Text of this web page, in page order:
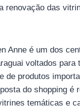
renovação das
Anne é um dos
voltados para
de produtos
do shopping é
temáticas e